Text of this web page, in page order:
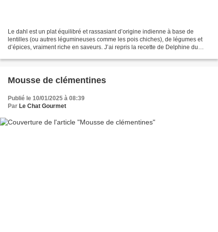
Le dahl est un plat équilibré et rassasiant d’origine indienne à base de
lentilles (ou autres légumineuses comme les pois chiches), de légumes et
d’épices, vraiment riche en saveurs. J’ai repris la recette de Delphine du
Mousse de clémentines
Publié le 10/01/2025 à 08:39
Par Le Chat Gourmet